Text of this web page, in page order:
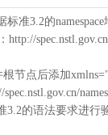
准3.2的namespace
spec.nstl.gov.cn/
点后添加xmlns="
的语法要求进行